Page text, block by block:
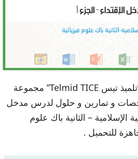
تجدون هنا في موقعنا “تلميذ تيس Telmid TICE” مجموعة
و تمارين و حلول لدرس مدخل
– الجزء 1 (التربية الإسلامية – الثانية باك علوم